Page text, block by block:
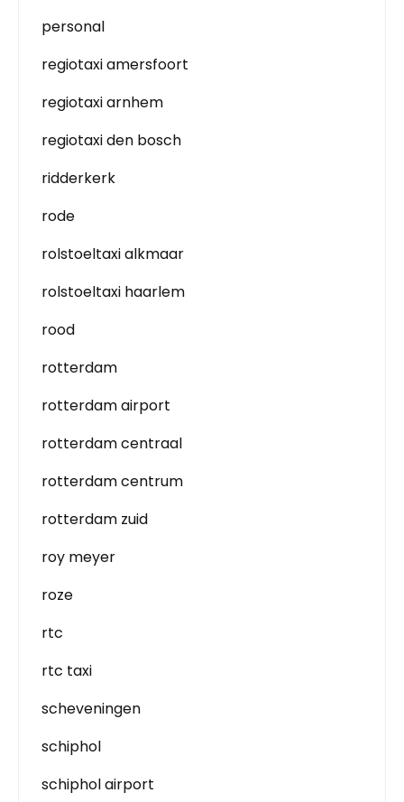
personal
regiotaxi amersfoort
regiotaxi arnhem
regiotaxi den bosch
ridderkerk
rode
rolstoeltaxi alkmaar
rolstoeltaxi haarlem
rood
rotterdam
rotterdam airport
rotterdam centraal
rotterdam centrum
rotterdam zuid
roy meyer
roze
rtc
rtc taxi
scheveningen
schiphol
schiphol airport